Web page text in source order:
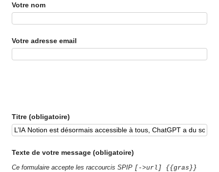
Votre nom
Votre adresse email
Titre (obligatoire)
Texte de votre message (obligatoire)
Ce formulaire accepte les raccourcis SPIP [->url] {{gras}}